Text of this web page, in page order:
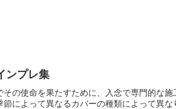
ンプレ集
の使命を果たすために、入念で専門的な
によって異なるカバーの種類によって異な